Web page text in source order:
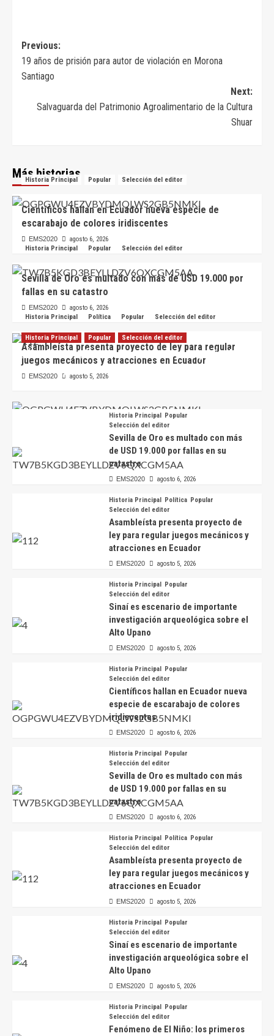
Navegación
de
entradas
Previous:
19 años de prisión para autor de violación en Morona
Santiago
Next:
Salvaguarda del Patrimonio Agroalimentario de la Cultura
Shuar
Más historias
Historia Principal Popular Selección del editor
Científicos hallan en Ecuador nueva especie de
escarabajo de colores iridiscentes
EMS2020
agosto 6, 2026
Historia Principal
Popular Selección del editor
Sevilla de Oro es multado con más de USD 19.000 por
fallas en su catastro
EMS2020
agosto 6, 2026
Historia Principal
Política Popular Selección del editor
Asambleísta presenta proyecto de ley para regular
juegos mecánicos y atracciones en Ecuador
EMS2020 agosto 5, 2026
Historia Principal Popular Selección del editor
Científicos hallan en Ecuador nueva especie de
escarabajo de colores iridiscentes
Historia Principal
Popular
Selección del editor
Sevilla de Oro es multado con más
de USD 19.000 por fallas en su
catastro
EMS2020 agosto 6, 2026
Historia Principal Política Popular
Selección del editor
Asambleísta presenta proyecto de
ley para regular juegos mecánicos y
atracciones en Ecuador
EMS2020 agosto 5, 2026
Historia Principal
Popular
Selección del editor
Sinaí es escenario de importante
investigación arqueológica sobre el
Alto Upano
EMS2020 agosto 5, 2026
Historia Principal
Popular
Selección del editor
Científicos hallan en Ecuador nueva
especie de escarabajo de colores
iridiscentes
EMS2020 agosto 6, 2026
Historia Principal
Popular
Selección del editor
Sevilla de Oro es multado con más
de USD 19.000 por fallas en su
catastro
EMS2020 agosto 6, 2026
Historia Principal Política Popular
Selección del editor
Asambleísta presenta proyecto de
ley para regular juegos mecánicos y
atracciones en Ecuador
EMS2020 agosto 5, 2026
Historia Principal
Popular
Selección del editor
Sinaí es escenario de importante
investigación arqueológica sobre el
Alto Upano
EMS2020 agosto 5, 2026
Historia Principal
Popular
Selección del editor
Fenómeno de El Niño: los primeros